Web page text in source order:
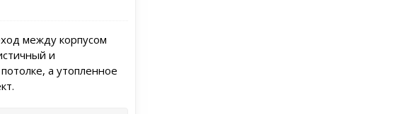
между корпусом
и
а утопленное